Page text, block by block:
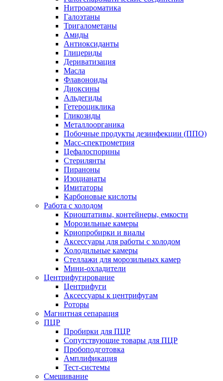
Нитроароматика
Галоэтаны
Тригалометаны
Амиды
Антиоксиданты
Глицериды
Дериватизация
Масла
Флавоноиды
Диоксины
Альдегиды
Гетероциклика
Гликозиды
Металлоорганика
Побочные продукты дезинфекции (ППО)
Масс-спектрометрия
Цефалоспорины
Стерилянты
Пираноны
Изоцианаты
Имитаторы
Карбоновые кислоты
Работа с холодом
Криоштативы, контейнеры, емкости
Морозильные камеры
Криопробирки и виалы
Аксессуары для работы с холодом
Холодильные камеры
Стеллажи для морозильных камер
Мини-охладители
Центрифугирование
Центрифуги
Аксессуары к центрифугам
Роторы
Магнитная сепарация
ПЦР
Пробирки для ПЦР
Сопутствующие товары для ПЦР
Пробоподготовка
Амплификация
Тест-системы
Смешивание